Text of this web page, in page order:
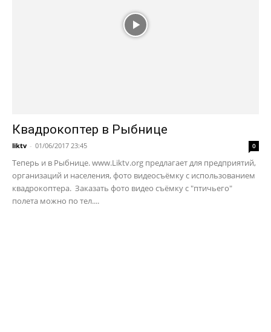
Квадрокоптер в Рыбнице
liktv - 01/06/2017 23:45 0
Теперь и в Рыбнице. www.Liktv.org предлагает для предприятий,
организаций и населения, фото видеосъёмку с использованием
квадрокоптера. Заказать фото видео съёмку с "птичьего"
полета можно по тел....